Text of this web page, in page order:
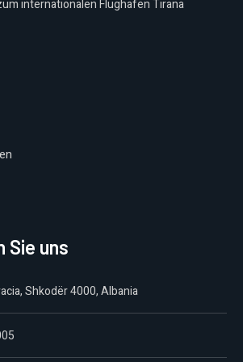
internationalen Flughafen Tirana
Sie uns
Shkodër 4000, Albania